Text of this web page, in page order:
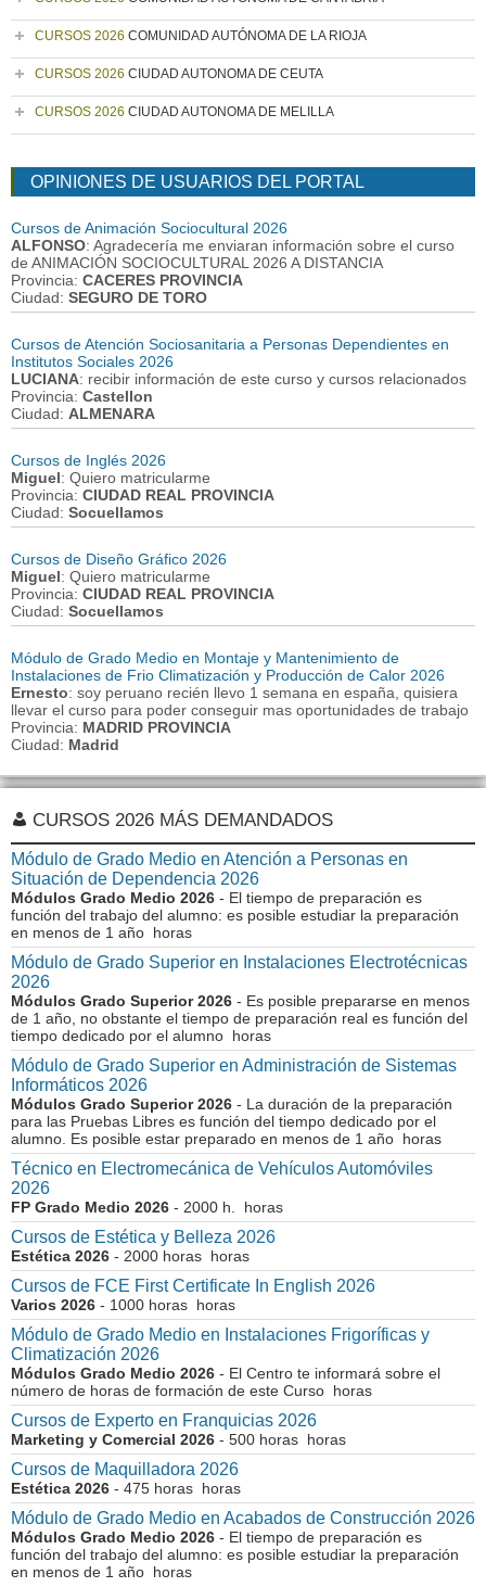
CURSOS 2026 COMUNIDAD AUTÓNOMA DE LA RIOJA
CURSOS 2026 CIUDAD AUTONOMA DE CEUTA
CURSOS 2026 CIUDAD AUTONOMA DE MELILLA
OPINIONES DE USUARIOS DEL PORTAL
Cursos de Animación Sociocultural 2026
ALFONSO: Agradecería me enviaran información sobre el curso
de ANIMACIÓN SOCIOCULTURAL 2026 A DISTANCIA
Provincia: CACERES PROVINCIA
Ciudad: SEGURO DE TORO
Cursos de Atención Sociosanitaria a Personas Dependientes en
Institutos Sociales 2026
LUCIANA: recibir información de este curso y cursos relacionados
Provincia: Castellon
Ciudad: ALMENARA
Cursos de Inglés 2026
Miguel: Quiero matricularme
Provincia: CIUDAD REAL PROVINCIA
Ciudad: Socuellamos
Cursos de Diseño Gráfico 2026
Miguel: Quiero matricularme
Provincia: CIUDAD REAL PROVINCIA
Ciudad: Socuellamos
Módulo de Grado Medio en Montaje y Mantenimiento de
Instalaciones de Frio Climatización y Producción de Calor 2026
Ernesto: soy peruano recién llevo 1 semana en españa, quisiera
llevar el curso para poder conseguir mas oportunidades de trabajo
Provincia: MADRID PROVINCIA
Ciudad: Madrid
CURSOS 2026 MÁS DEMANDADOS
Módulo de Grado Medio en Atención a Personas en
Situación de Dependencia 2026
Módulos Grado Medio 2026 - El tiempo de preparación es
función del trabajo del alumno: es posible estudiar la preparación
en menos de 1 año horas
Módulo de Grado Superior en Instalaciones Electrotécnicas
2026
Módulos Grado Superior 2026 - Es posible prepararse en menos
de 1 año, no obstante el tiempo de preparación real es función del
tiempo dedicado por el alumno horas
Módulo de Grado Superior en Administración de Sistemas
Informáticos 2026
Módulos Grado Superior 2026 - La duración de la preparación
para las Pruebas Libres es función del tiempo dedicado por el
alumno. Es posible estar preparado en menos de 1 año horas
Técnico en Electromecánica de Vehículos Automóviles
2026
FP Grado Medio 2026 - 2000 h. horas
Cursos de Estética y Belleza 2026
Estética 2026 - 2000 horas horas
Cursos de FCE First Certificate In English 2026
Varios 2026 - 1000 horas horas
Módulo de Grado Medio en Instalaciones Frigoríficas y
Climatización 2026
Módulos Grado Medio 2026 - El Centro te informará sobre el
número de horas de formación de este Curso horas
Cursos de Experto en Franquicias 2026
Marketing y Comercial 2026 - 500 horas horas
Cursos de Maquilladora 2026
Estética 2026 - 475 horas horas
Módulo de Grado Medio en Acabados de Construcción 2026
Módulos Grado Medio 2026 - El tiempo de preparación es
función del trabajo del alumno: es posible estudiar la preparación
en menos de 1 año horas